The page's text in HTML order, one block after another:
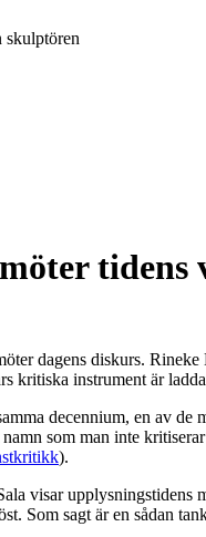
skulptören
tidens
dagens diskurs.
kritiska instrument är
decennium, en av
som man inte
).
visar
Som sagt är en sådan